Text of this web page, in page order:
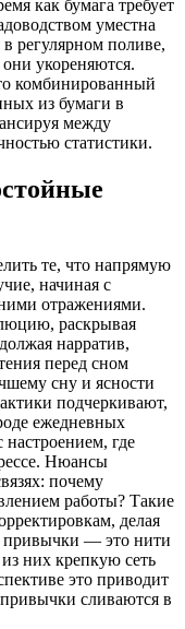
как бумага требует
уместна
регулярном поливе,
укореняются.
комбинированный
из бумаги в
между
статистики.
те, что напрямую
начиная с
отражениями.
раскрывая
нарратив,
перед сном
сну и ясности
подчеркивают,
ежедневных
настроением, где
Нюансы
почему
работы? Такие
делая
привычки — это нити
них крепкую сеть
это приводит
сливаются в